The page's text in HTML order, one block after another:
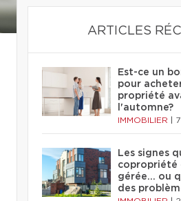
ARTICLES
Est-ce un
pour
propriété
l'automne?
IMMOBILIER
Les signes
copropriété
gérée… ou
des